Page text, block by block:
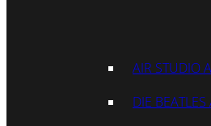
AIR STUDIO
DIE